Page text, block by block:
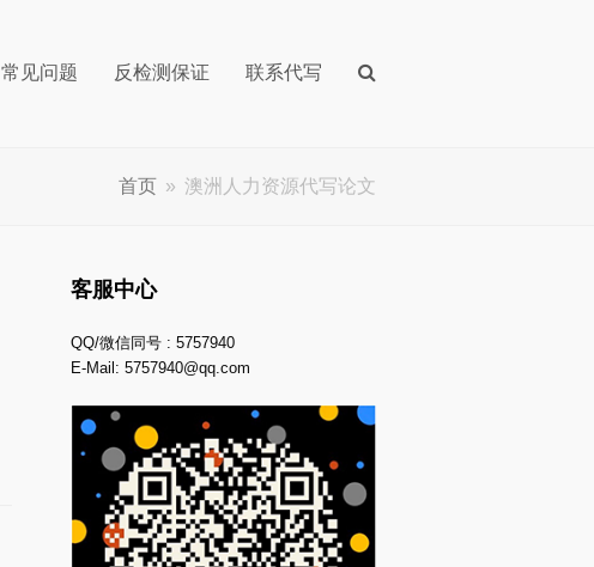
常见问题 反检测保证 联系代写
首页 » 澳洲人力资源代写论文
客服中心
QQ/微信同号 : 5757940
E-Mail:5757940@qq.com